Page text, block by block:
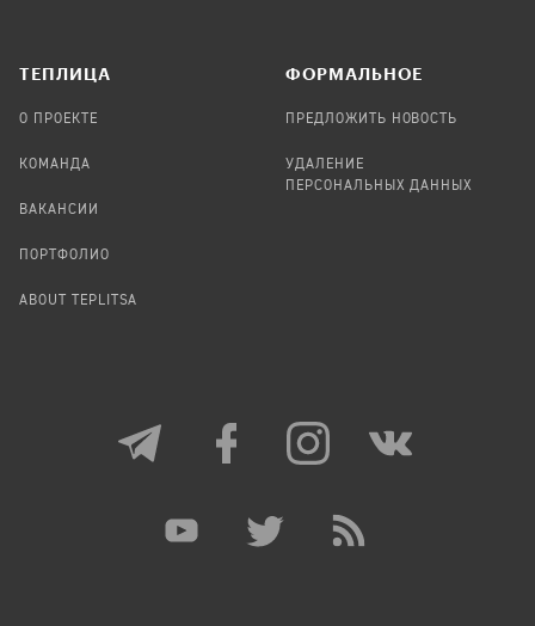
TЕПЛИЦА
О ПРОЕКТЕ
КОМАНДА
ВАКАНСИИ
ПОРТФОЛИО
ABOUT TEPLITSA
ФОРМАЛЬНОЕ
ПРЕДЛОЖИТЬ НОВОСТЬ
УДАЛЕНИЕ
ПЕРСОНАЛЬНЫХ ДАННЫХ